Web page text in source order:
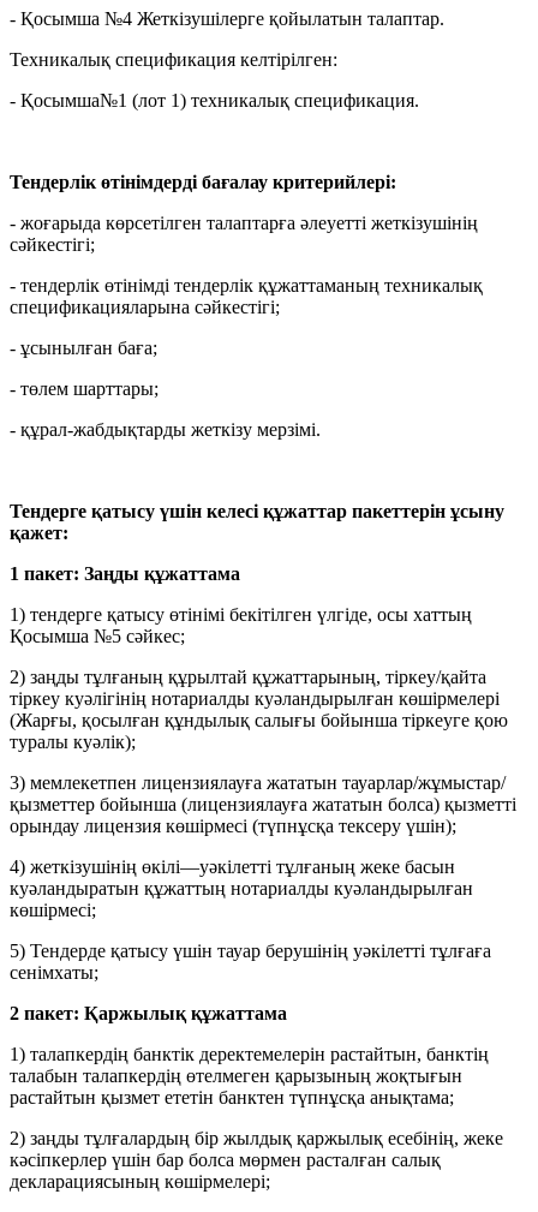
- Қосымша №4 Жеткізушілерге қойылатын талаптар.
Техникалық спецификация келтірілген:
- Қосымша№1 (лот 1) техникалық спецификация.
Тендерлік өтінімдерді бағалау критерийлері:
- жоғарыда көрсетілген талаптарға әлеуетті жеткізушінің
сәйкестігі;
- тендерлік өтінімді тендерлік құжаттаманың техникалық
спецификацияларына сәйкестігі;
- ұсынылған баға;
- төлем шарттары;
- құрал-жабдықтарды жеткізу мерзімі.
Тендерге қатысу үшін келесі құжаттар пакеттерін ұсыну
қажет:
1 пакет: Заңды құжаттама
1) тендерге қатысу өтінімі бекітілген үлгіде, осы хаттың
Қосымша №5 сәйкес;
2) заңды тұлғаның құрылтай құжаттарының, тіркеу/қайта
тіркеу куәлігінің нотариалды куәландырылған көшірмелері
(Жарғы, қосылған құндылық салығы бойынша тіркеуге қою
туралы куәлік);
3) мемлекетпен лицензиялауға жататын тауарлар/жұмыстар/
қызметтер бойынша (лицензиялауға жататын болса) қызметті
орындау лицензия көшірмесі (түпнұсқа тексеру үшін);
4) жеткізушінің өкілі—уәкілетті тұлғаның жеке басын
куәландыратын құжаттың нотариалды куәландырылған
көшірмесі;
5) Тендерде қатысу үшін тауар берушінің уәкілетті тұлғаға
сенімхаты;
2 пакет: Қаржылық құжаттама
1) талапкердің банктік деректемелерін растайтын, банктің
талабын талапкердің өтелмеген қарызының жоқтығын
растайтын қызмет ететін банктен түпнұсқа анықтама;
2) заңды тұлғалардың бір жылдық қаржылық есебінің, жеке
кәсіпкерлер үшін бар болса мөрмен расталған салық
декларациясының көшірмелері;